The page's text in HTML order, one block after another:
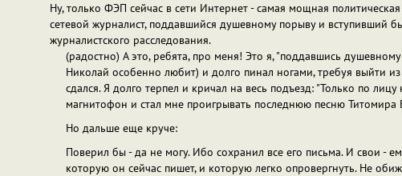
Ну, только ФЭП сейчас в сети Интернет - самая мощная
сетевой журналист, поддавшийся душевному порыву и вступивший
журналистского расследования.
(радостно) А это, ребята, про меня! Это я, "поддавшись
Николай особенно любит) и долго пинал ногами, требуя выйти
сдался. Я долго терпел и кричал на весь подъезд: "Только по
магнитофон и стал мне проигрывать последнюю песню
Но дальше еще круче:
Поверил бы - да не могу. Ибо сохранил все его письма. И свои -
которую он сейчас пишет, и которую легко опровергнуть. Не